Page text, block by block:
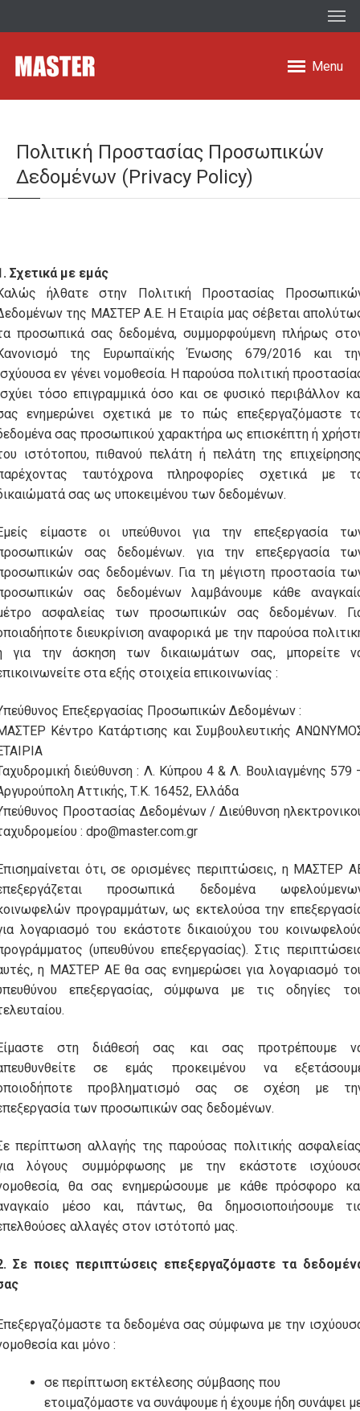
Menu
Πολιτική Προστασίας Προσωπικών
Δεδομένων (Privacy Policy)
Σχετικά με εμάς
ήλθατε στην Πολιτική Προστασίας
της ΜΑΣΤΕΡ Α.Ε. Η Εταιρία μας σέβεται
προσωπικά σας δεδομένα, συμμορφούμενη πλήρως
της Ευρωπαϊκής Ένωσης 679/2016 και
εν γένει νομοθεσία. Η παρούσα πολιτική
τόσο επιγραμμικά όσο και σε φυσικό περιβάλλον
ενημερώνει σχετικά με το πώς επεξεργαζόμαστε
σας προσωπικού χαρακτήρα ως επισκέπτη ή
ιστότοπου, πιθανού πελάτη ή πελάτη της
ταυτόχρονα πληροφορίες σχετικά με
σας ως υποκειμένου των δεδομένων.
είμαστε οι υπεύθυνοι για την επεξεργασία
σας δεδομένων. για την επεξεργασία
σας δεδομένων. Για τη μέγιστη προστασία
σας δεδομένων λαμβάνουμε κάθε
ασφαλείας των προσωπικών σας δεδομένων.
διευκρίνιση αναφορικά με την παρούσα
για την άσκηση των δικαιωμάτων σας, μπορείτε
στα εξής στοιχεία επικοινωνίας :
Επεξεργασίας Προσωπικών Δεδομένων :
Κέντρο Κατάρτισης και Συμβουλευτικής
διεύθυνση : Λ. Κύπρου 4 & Λ. Βουλιαγμένης 579
Αττικής, Τ.Κ. 16452, Ελλάδα
Προστασίας Δεδομένων / Διεύθυνση
: dpo@master.com.gr
ότι, σε ορισμένες περιπτώσεις, η ΜΑΣΤΕΡ
προσωπικά δεδομένα
προγραμμάτων, ως εκτελούσα την
λογαριασμό του εκάστοτε δικαιούχου του
(υπευθύνου επεξεργασίας). Στις
η ΜΑΣΤΕΡ ΑΕ θα σας ενημερώσει για λογαριασμό
επεξεργασίας, σύμφωνα με τις οδηγίες
στη διάθεσή σας και σας προτρέπουμε
σε εμάς προκειμένου να
προβληματισμό σας σε σχέση με
των προσωπικών σας δεδομένων.
περίπτωση αλλαγής της παρούσας πολιτικής
λόγους συμμόρφωσης με την εκάστοτε
θα σας ενημερώσουμε με κάθε πρόσφορο
μέσο και, πάντως, θα δημοσιοποιήσουμε
αλλαγές στον ιστότοπό μας.
Σε ποιες περιπτώσεις επεξεργαζόμαστε τα
τα δεδομένα σας σύμφωνα με την
και μόνο :
σε περίπτωση εκτέλεσης σύμβασης που
ετοιμαζόμαστε να συνάψουμε ή έχουμε ήδη συνάψει